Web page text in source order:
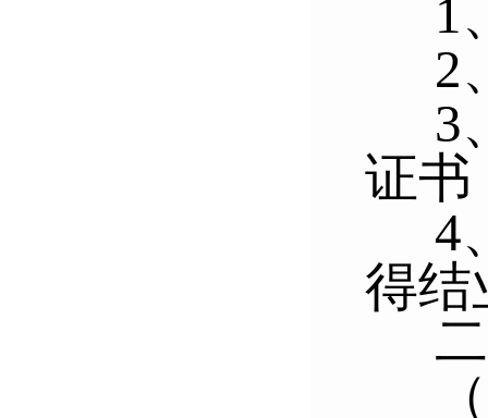
1
2
3
证书
4
得结